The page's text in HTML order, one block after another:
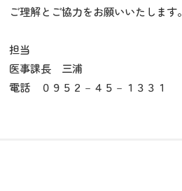
ご理解とご協力をお願いいたします。
担当
医事課長 三浦
電話 ０９５２－４５－１３３１